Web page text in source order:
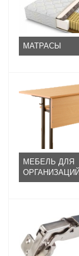
МАТРАСЫ
МЕБЕЛЬ ДЛЯ
ОРГАНИЗАЦИЙ